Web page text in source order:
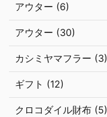
アウター (6)
アウター (30)
カシミヤマフラー (3)
ギフト (12)
クロコダイル財布 (5)